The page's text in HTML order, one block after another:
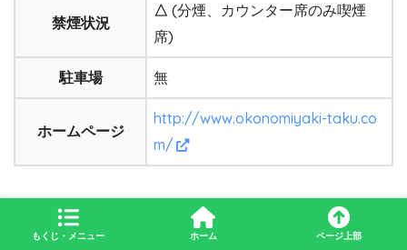
禁煙状況
△ (分煙、カウンター席のみ喫煙
席)
駐車場 無
ホームページ
http://www.okonomiyaki-taku.co
m/
もくじ・メニュー ホーム ページ上部